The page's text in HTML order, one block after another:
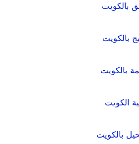
بالكويت
بالكويت
بالكويت
الكويت
بالكويت